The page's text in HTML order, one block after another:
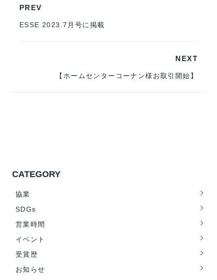
PREV
ESSE 2023.7月号に掲載
NEXT
【ホームセンターコーナン様お取引開始】
CATEGORY
協業
SDGs
営業時間
イベント
受賞歴
お知らせ